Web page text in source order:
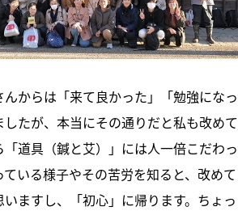
からは「来て良かった」「勉強になっ
たが、本当にその通りだと私も改めて
道具（鍼と艾）」には人一倍こだわっ
いる様子やその苦労を知ると、改めて
いますし、「初心」に帰ります。ちょっ